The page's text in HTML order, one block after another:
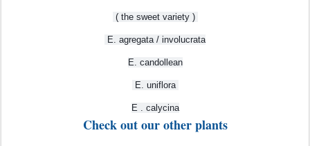
( the sweet variety )
E. agregata / involucrata
E. candollean
E. uniflora
E . calycina
Check out our other plants